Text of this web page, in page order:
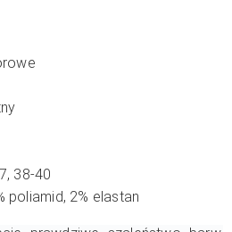
38-40
poliamid, 2% elastan